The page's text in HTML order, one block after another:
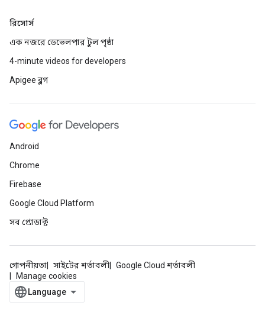
রিসোর্স
এক নজরে ডেভেলপার টুল পৃষ্ঠা
4-minute videos for developers
Apigee ব্লগ
Android
Chrome
Firebase
Google Cloud Platform
সব প্রোডাক্ট
গোপনীয়তা সাইটের শর্তাবলী
Google Cloud শর্তাবলী
Manage cookies